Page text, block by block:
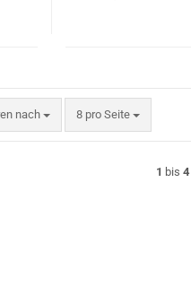
nach
nach 8 pro Seite
pro Seite
1 bis 4